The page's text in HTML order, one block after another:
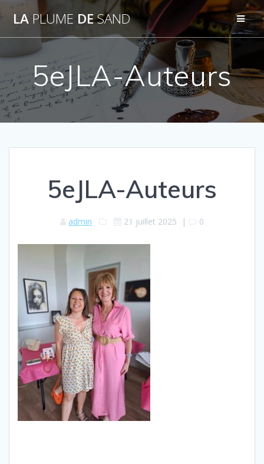
Passer
au
contenu
LA PLUME DESAND
5eJLA-Auteurs
5eJLA-Auteurs
admin 21 juillet 2025 | 0